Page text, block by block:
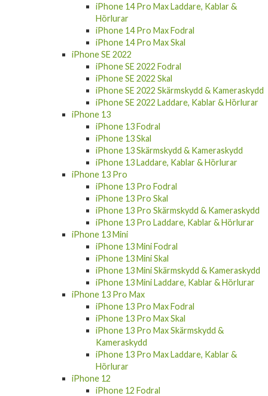
iPhone 14 Pro Max Laddare, Kablar &
Hörlurar
iPhone 14 Pro Max Fodral
iPhone 14 Pro Max Skal
iPhone SE 2022
iPhone SE 2022 Fodral
iPhone SE 2022 Skal
iPhone SE 2022 Skärmskydd & Kameraskydd
iPhone SE 2022 Laddare, Kablar & Hörlurar
iPhone 13
iPhone 13 Fodral
iPhone 13 Skal
iPhone 13 Skärmskydd & Kameraskydd
iPhone 13 Laddare, Kablar & Hörlurar
iPhone 13 Pro
iPhone 13 Pro Fodral
iPhone 13 Pro Skal
iPhone 13 Pro Skärmskydd & Kameraskydd
iPhone 13 Pro Laddare, Kablar & Hörlurar
iPhone 13 Mini
iPhone 13 Mini Fodral
iPhone 13 Mini Skal
iPhone 13 Mini Skärmskydd & Kameraskydd
iPhone 13 Mini Laddare, Kablar & Hörlurar
iPhone 13 Pro Max
iPhone 13 Pro Max Fodral
iPhone 13 Pro Max Skal
iPhone 13 Pro Max Skärmskydd &
Kameraskydd
iPhone 13 Pro Max Laddare, Kablar &
Hörlurar
iPhone 12
iPhone 12 Fodral